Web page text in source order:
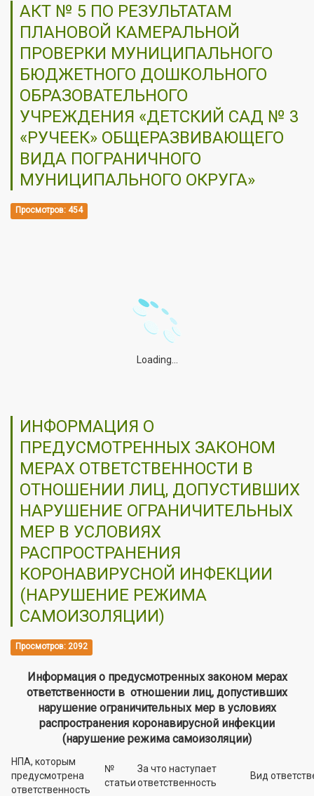
АКТ № 5 ПО РЕЗУЛЬТАТАМ
ПЛАНОВОЙ КАМЕРАЛЬНОЙ
ПРОВЕРКИ МУНИЦИПАЛЬНОГО
БЮДЖЕТНОГО ДОШКОЛЬНОГО
ОБРАЗОВАТЕЛЬНОГО
УЧРЕЖДЕНИЯ «ДЕТСКИЙ САД № 3
«РУЧЕЕК» ОБЩЕРАЗВИВАЮЩЕГО
ВИДА ПОГРАНИЧНОГО
МУНИЦИПАЛЬНОГО ОКРУГА»
Просмотров: 454
Loading...
ИНФОРМАЦИЯ О
ПРЕДУСМОТРЕННЫХ ЗАКОНОМ
МЕРАХ ОТВЕТСТВЕННОСТИ В
ОТНОШЕНИИ ЛИЦ, ДОПУСТИВШИХ
НАРУШЕНИЕ ОГРАНИЧИТЕЛЬНЫХ
МЕР В УСЛОВИЯХ
РАСПРОСТРАНЕНИЯ
КОРОНАВИРУСНОЙ ИНФЕКЦИИ
(НАРУШЕНИЕ РЕЖИМА
САМОИЗОЛЯЦИИ)
Просмотров: 2092
Информация о предусмотренных законом мерах
ответственности в отношении лиц, допустивших
нарушение ограничительных мер в условиях
распространения коронавирусной инфекции
(нарушение режима самоизоляции)
НПА, которым
предусмотрена
ответственность
№
статьи
За что наступает
ответственность
Вид